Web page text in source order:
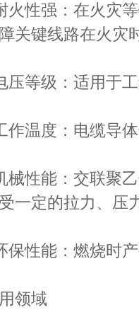
火性强：在火灾
关键线路在火灾
压等级：适用于
作温度：电缆导
械性能：交联聚
一定的拉力、压
保性能：燃烧时
领域